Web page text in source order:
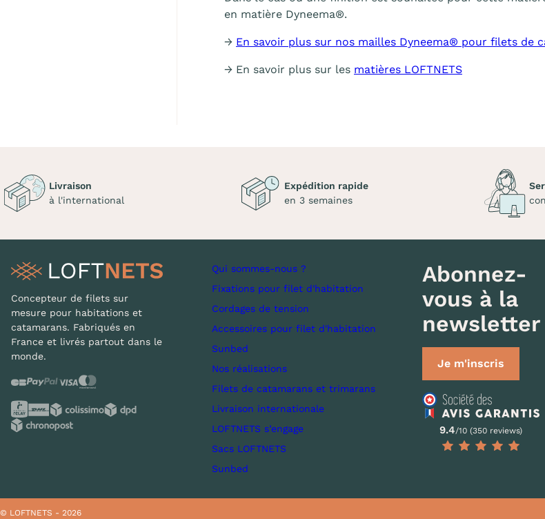
en matière Dyneema®.
→ En savoir plus sur nos mailles Dyneema® pour filets de
→ En savoir plus sur les matières LOFTNETS
Livraison
à l'international
Expédition rapide
en 3 semaines
Concepteur de filets sur
mesure pour habitations et
catamarans. Fabriqués en
France et livrés partout dans le
monde.
Qui sommes-nous ?
Fixations pour filet d'habitation
Cordages de tension
Accessoires pour filet d'habitation
Sunbed
Nos réalisations
Filets de catamarans et trimarans
Livraison internationale
LOFTNETS s’engage
Sacs LOFTNETS
Sunbed
Abonnez-
vous à la
newsletter
Je m'inscris
9.4/10 (350 reviews)
© LOFTNETS - 2026